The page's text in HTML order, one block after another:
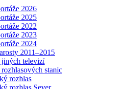
2026
2025
2022
2023
2024
2011–2015
jiných televizí
stanic
rozhlas
rozhlas Sever